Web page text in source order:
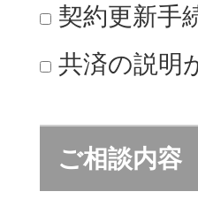
契約更新手
共済の説明
ご相談内容